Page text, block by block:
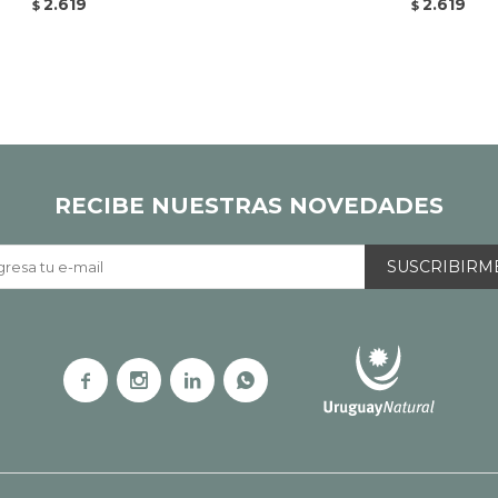
$ 2.619 $ 2.619
RECIBE NUESTRAS NOVEDADES
   